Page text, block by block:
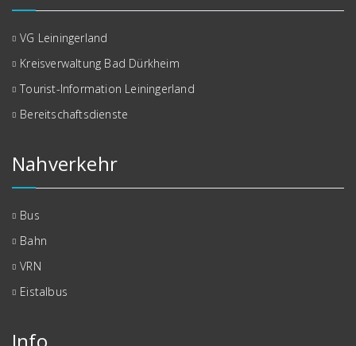
VG Leiningerland
Kreisverwaltung Bad Dürkheim
Tourist-Information Leiningerland
Bereitschaftsdienste
Nahverkehr
Bus
Bahn
VRN
Eistalbus
Info